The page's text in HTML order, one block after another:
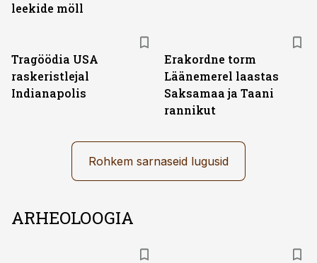
leekide möll
Tragöödia USA
raskeristlejal
Indianapolis
Erakordne torm
Läänemerel laastas
Saksamaa ja Taani
rannikut
Rohkem sarnaseid lugusid
ARHEOLOOGIA